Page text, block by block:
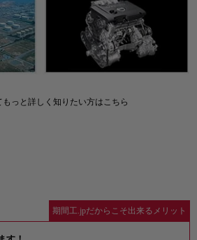
もっと詳しく知りたい方はこちら
期間工.jpだからこそ出来るメリット